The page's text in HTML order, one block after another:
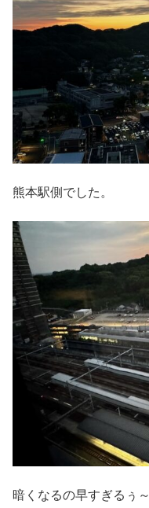
熊本駅側でした。
暗くなるの早すぎるぅ～